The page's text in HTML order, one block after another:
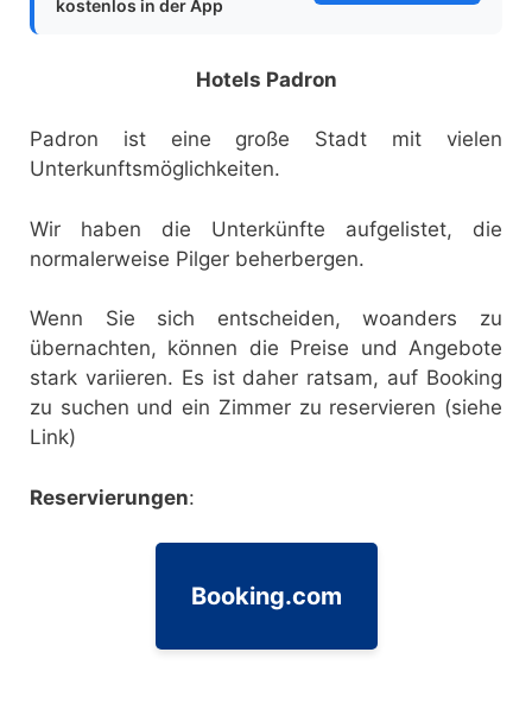
kostenlos in der App
Hotels Padron
Padron ist eine große Stadt mit vielen
Unterkunftsmöglichkeiten.
Wir haben die Unterkünfte aufgelistet, die
normalerweise Pilger beherbergen.
Wenn Sie sich entscheiden, woanders zu
übernachten, können die Preise und Angebote
stark variieren. Es ist daher ratsam, auf Booking
zu suchen und ein Zimmer zu reservieren (siehe
Link)
Reservierungen:
Booking.com